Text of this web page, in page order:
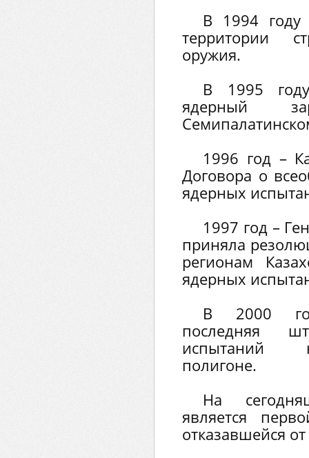
В 1994
территории
оружия.
В 1995
ядерный
1996 год –
Договора о
ядерных
1997 год –
приняла
регионам
ядерных
В 2000
последняя
испытаний
полигоне.
На
является
отказавшейся